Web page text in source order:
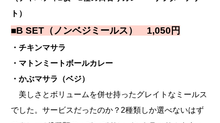
ト）
■B SET（ノンベジミールス） 1,050円
・チキンマサラ
・マトンミートボールカレー
・かぶマサラ（ベジ）
美しさとボリュームを併せ持ったグレイトなミールス
でした。サービスだったのか？2種類しか選べないはず